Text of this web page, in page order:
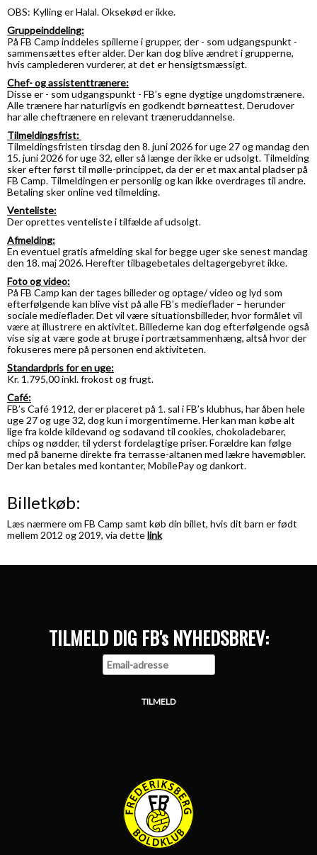
OBS: Kylling er Halal. Oksekød erikke.
Gruppeinddeling:
På FB Camp inddeles spillerne i grupper, der - som udgangspunkt -
sammensættes efter alder. Der kan dog blive ændret i grupperne,
hvis camplederen vurderer, at det er hensigtsmæssigt.
Chef- og assistenttrænere:
Disse er - som udgangspunkt - FB’s egne dygtige ungdomstrænere.
Alle trænere har naturligvis en godkendt børneattest. Derudover
har alle cheftrænere en relevant træneruddannelse.
Tilmeldingsfrist:
Tilmeldingsfristen tirsdag den 8. juni 2026 for uge 27 og mandag den
15. juni 2026 for uge 32, eller så længe der ikke er udsolgt. Tilmelding
sker efter først til mølle-princippet, da der er et max antal pladser på
FB Camp. Tilmeldingen er personlig og kan ikke overdrages til andre.
Betaling sker online ved tilmelding.
Venteliste:
Der oprettes venteliste i tilfælde af udsolgt.
Afmelding:
En eventuel gratis afmelding skal for begge uger ske senest mandag
den 18. maj 2026. Herefter tilbagebetales deltagergebyret ikke.
Foto og video:
På FB Camp kan der tages billeder og optage/ video og lyd som
efterfølgende kan blive vist på alle FB’s medieflader – herunder
sociale medieflader. Det vil være situationsbilleder, hvor formålet vil
være at illustrere en aktivitet. Billederne kan dog efterfølgende også
vise sig at være gode at bruge i portrætsammenhæng, altså hvor der
fokuseres mere på personen end aktiviteten.
Standardpris for en uge:
Kr. 1.795,00 inkl. frokost og frugt.
Café:
FB’s Café 1912, der er placeret på 1. sal i FB’s klubhus, har åben hele
uge 27 og uge 32, dog kun i morgentimerne. Her kan man købe alt
lige fra kolde kildevand og sodavand til cookies, chokoladebarer,
chips og nødder, til yderst fordelagtige priser. Forældre kan følge
med på banerne direkte fra terrasse-altanen med lækre havemøbler.
Der kan betales med kontanter, MobilePay og dankort.
Billetkøb:
Læs nærmere om FB Camp samt køb din billet, hvis dit barn er født
mellem 2012 og 2019, via dettelink
TILMELD DIG FB's NYHEDSBREV: